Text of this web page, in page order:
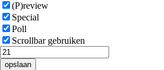
(P)review
Special
Poll
Scrollbar gebruiken
opslaan